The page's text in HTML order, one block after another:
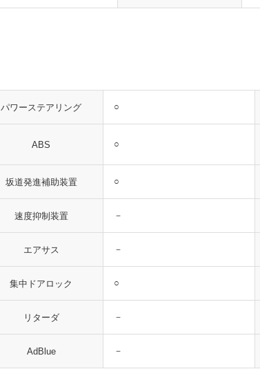
パワーステアリング ○
ABS ○
坂道発進補助装置 ○
速度抑制装置 －
エアサス －
集中ドアロック ○
リターダ －
AdBlue －